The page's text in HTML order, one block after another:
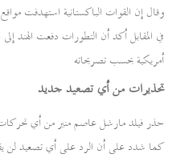
وقال إن القوات الباكستانية استهدفت
في المقابل أكد أن التطورات دفعت الهند
أمريكية بحسب تصريحاته
تحذيرات من أي تصعيد جديد
حذر فيلد مارشل عاصم منير من أي
كما شدد على أن الرد على أي تصعيد لن